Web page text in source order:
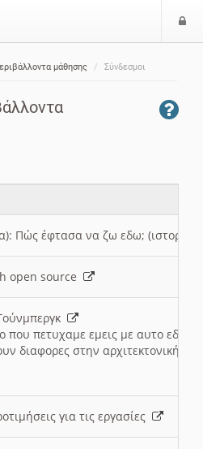
μάθησης Σύνδεσμοι
Πώς έφτασα να ζω εδω; (ιστορια)
open source
που πετυχαμε εμεις με αυτο εδω
διαφορες στην αρχιτεκτονική
για τις εργασίες